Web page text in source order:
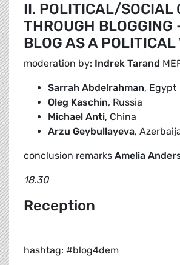
II. POLITICAL/SOCIAL
THROUGH BLOGGING
BLOG AS A POLITICAL
moderation by: Indrek Tarand
Sarrah Abdelrahman, Egypt
Oleg Kaschin, Russia
Michael Anti, China
Arzu Geybullayeva,
conclusion remarks Amelia
18.30
Reception
hashtag: #blog4dem